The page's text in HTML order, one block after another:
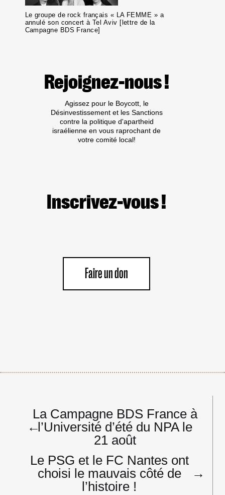
Le groupe de rock français « LA FEMME » a
annulé son concert à Tel Aviv [lettre de la
Campagne BDS France]
Rejoignez-nous !
Agissez pour le Boycott, le
Désinvestissement et les Sanctions
contre la politique d'apartheid
israélienne en vous raprochant de
votre comité local!
Inscrivez-vous !
Faire un don
Navigation
de
l’article
←
La Campagne BDS France à
l’Université d’été du NPA le
21 août
Le PSG et le FC Nantes ont
choisi le mauvais côté de
l’histoire !
→